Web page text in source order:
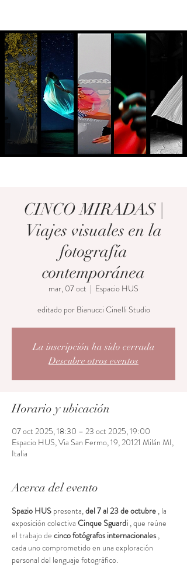
CINCO MIRADAS |
Viajes visuales en la
fotografía
contemporánea
mar, 07 oct
  |
Espacio HUS
editado por Bianucci Cinelli Studio
La inscripción ha sido cerrada
Descubre otros eventos
Horario y ubicación
07 oct 2025, 18:30 – 23 oct 2025, 19:00
Espacio HUS, Via San Fermo, 19, 20121 Milán MI,
Italia
Acerca del evento
Spazio HUS presenta, del 7al 23 de octubre , la
exposición colectiva Cinque Sguardi ,que reúne
el trabajo de cinco fotógrafos internacionales ,
cada uno comprometido en una exploración
personal del lenguaje fotográfico.